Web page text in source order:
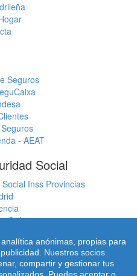
Seguros
- AEAT
Social
Inss Provincias
Galicia
anónimas, propias para
Nuestros socios
compartir y gestionar tus